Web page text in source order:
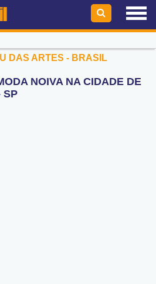
DAS ARTES - BRASIL
NOIVA NA CIDADE DE
SP